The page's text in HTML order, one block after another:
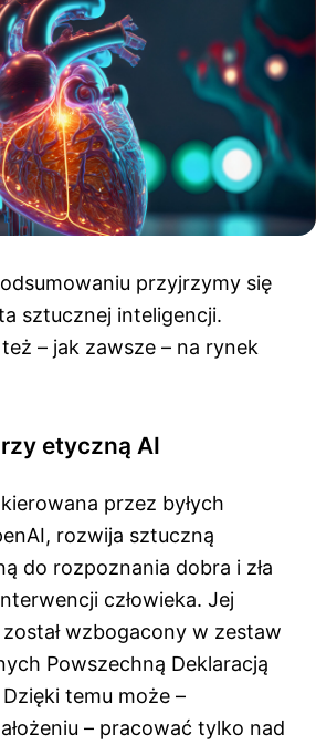
przyjrzymy się
sztucznej inteligencji.
– jak zawsze – na rynek
etyczną AI
przez byłych
rozwija sztuczną
do rozpoznania dobra i zła
człowieka. Jej
wzbogacony w zestaw
Powszechną Deklaracją
temu może –
– pracować tylko nad